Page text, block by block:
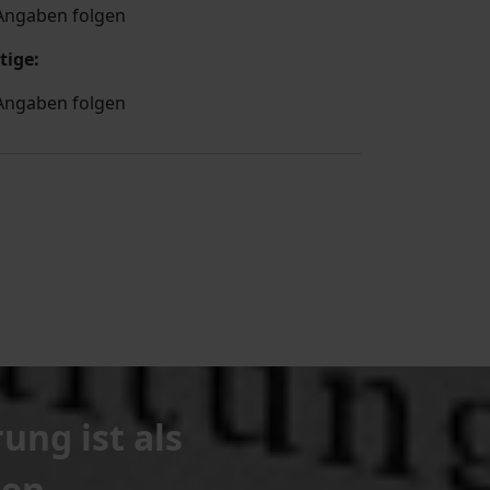
folgen
folgen
ist als